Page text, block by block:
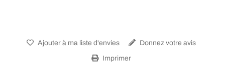
Ajouter à ma liste d'envies Donnez votre avis
Imprimer